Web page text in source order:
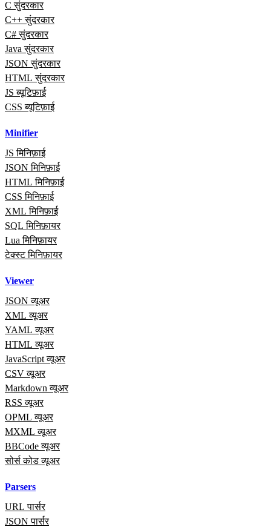
C सुंदरकार
C++ सुंदरकार
C# सुंदरकार
Java सुंदरकार
JSON सुंदरकार
HTML सुंदरकार
JS ब्यूटिफ़ाई
CSS ब्यूटिफ़ाई
Minifier
JS मिनिफ़ाई
JSON मिनिफ़ाई
HTML मिनिफ़ाई
CSS मिनिफ़ाई
XML मिनिफ़ाई
SQL मिनिफ़ायर
Lua मिनिफ़ायर
टेक्स्ट मिनिफ़ायर
Viewer
JSON व्यूअर
XML व्यूअर
YAML व्यूअर
HTML व्यूअर
JavaScript व्यूअर
CSV व्यूअर
Markdown व्यूअर
RSS व्यूअर
OPML व्यूअर
MXML व्यूअर
BBCode व्यूअर
सोर्स कोड व्यूअर
Parsers
URL पार्सर
JSON पार्सर